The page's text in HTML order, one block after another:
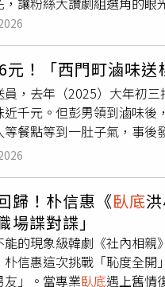
該筆資金實際流入聯邦調
，隔日又購買另一把步槍
在2017年曾要求法院判
法院法官歐葛雷迪（
脅，但校方仍取消所有課程
）向校內師生發表聲明
服務。舊多明尼恩大學位
校方資料顯示，約3成學生
的基礎。當心情好了，
維持美麗能量。（圖／取
惠深信這是需要內外一
家人相處是她最好的充電
自 ssinz7 IG）高效水中運
射，在水中進行舞蹈或運
動員用來復健或強化體能
前，那份「美到發光」的自信與氣場
演「洪氏姊妹」在劇中，申有娜飾演的「洪帳
商畢業後就讀美容學院的
以充滿個性的嘻哈裝扮展
戲時，兩人越看越像的姊
準飲食：提高代謝的「兩
：早餐定勝負：她堅持一
管理期減半：在體重管理
會減少飲水量，將水分
：飽腹感與壓力的平衡面對
衡且飽腹感強，是減脂期的
壓美食：壓力大時，她會選
會選擇雞爪來滿足口慾
食，申有娜認為「動起
元！「西門町滷味
，去年（2025）大年初
近千元。但彭男領到滷味
等餐點等到一肚子氣，事
月，得易科罰金18萬元，
町萬國滷味取餐，這趟取
返回委託人的社區。彭男
尋不著滷味，調閱社區監視
男真的就只有拿整包滷味
彭男係執行外送業務之
罪為重，因此變更法條
歸！朴信惠《臥底
場諜對諜」
的現象級韓劇《社內相
朴信惠這次挑戰「恥度全
」。當專業臥底遇上舊情